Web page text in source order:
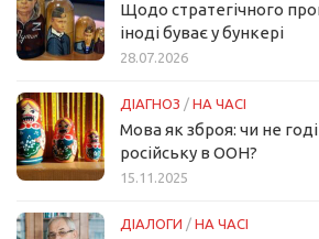
Щодо стратегічного
іноді буває у бункері
28.07.2026
ДІАГНОЗ / НА ЧАСІ
Мова як зброя: чи не
російську в ООН?
15.11.2025
ДІАЛОГИ / НА ЧАСІ